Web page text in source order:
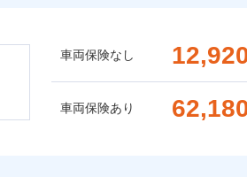
車両保険なし
車両保険あり